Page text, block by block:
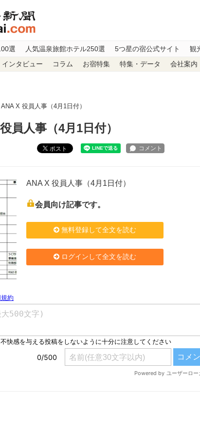
選 人気温泉旅館ホテル250選 5つ星の宿公式サイト 観
インタビュー コラム お宿特集 特集・データ 会社案内
ANA X 役員人事（4月1日付）
員人事（4月1日付）
ポスト
ANA X 役員人事（4月1日付）
会員向け記事です。
無料登録して全文を読む
ログインして全文を読む